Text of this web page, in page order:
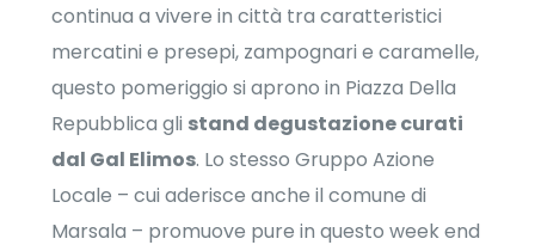
continua a vivere in città tra caratteristici
mercatini e presepi, zampognari e caramelle,
questo pomeriggio si aprono in Piazza Della
Repubblica gli stand degustazione curati
dal Gal Elimos. Lo stesso Gruppo Azione
Locale – cui aderisce anche il comune di
Marsala – promuove pure in questo week end